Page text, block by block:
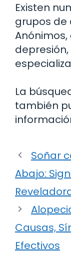
Existen
grupos de
La
también
Soñar
Abajo:
Causas,
Efectivos